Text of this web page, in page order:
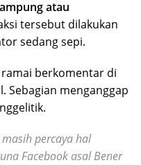
atau
tersebut dilakukan
sedang sepi.
berkomentar di
Sebagian menganggap
percaya hal
Facebook asal Bener